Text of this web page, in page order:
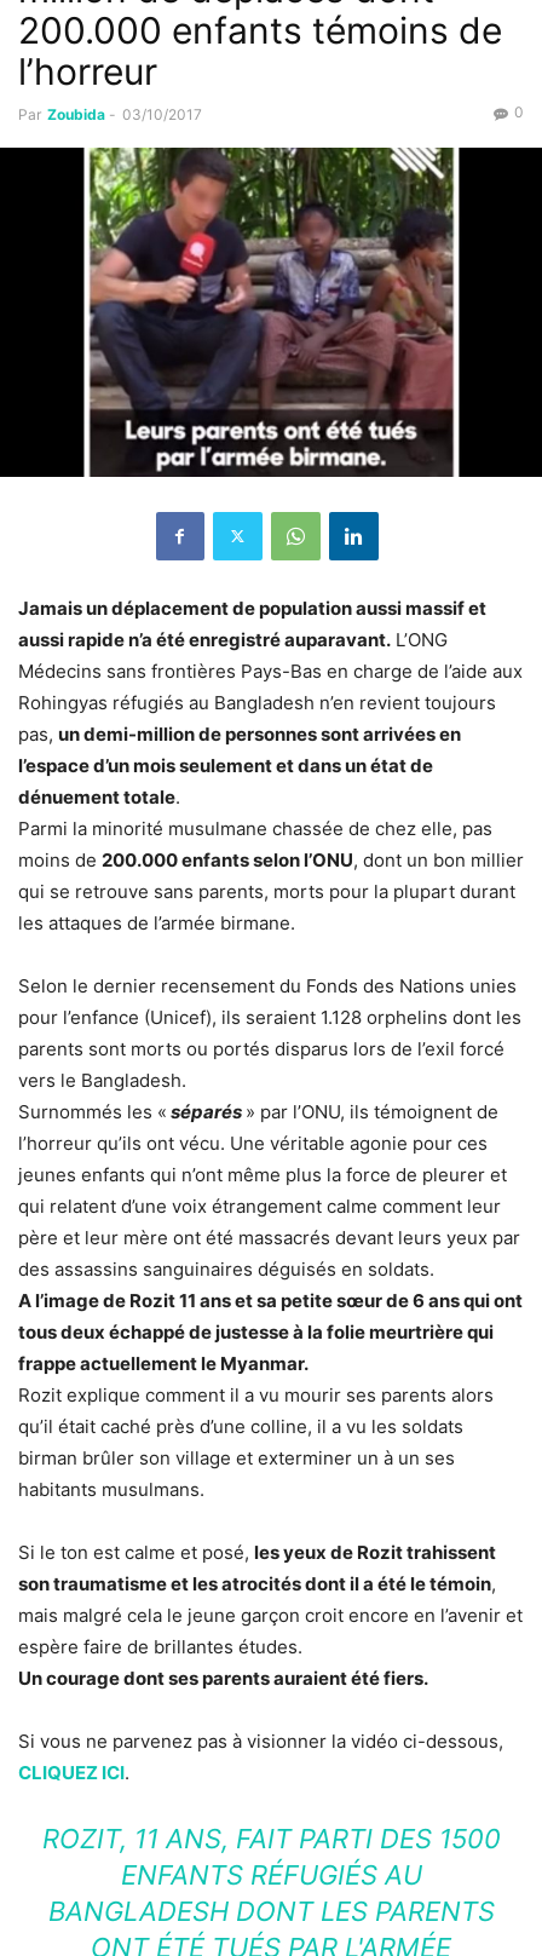
200.000 enfants témoins de
l’horreur
Par Zoubida - 03/10/2017 0
Jamais un déplacement de population aussi massif et
aussi rapide n’a été enregistré auparavant. L’ONG
Médecins sans frontières Pays-Bas en charge de l’aide aux
Rohingyas réfugiés au Bangladesh n’en revient toujours
pas, un demi-million de personnes sont arrivées en
l’espace d’un mois seulement et dans un état de
dénuement totale.
Parmi la minorité musulmane chassée de chez elle, pas
moins de 200.000 enfants selon l’ONU, dont un bon millier
qui se retrouve sans parents, morts pour la plupart durant
les attaques de l’armée birmane.
Selon le dernier recensement du Fonds des Nations unies
pour l’enfance (Unicef), ils seraient 1.128 orphelins dont les
parents sont morts ou portés disparus lors de l’exil forcé
vers le Bangladesh.
Surnommés les « séparés » par l’ONU, ils témoignent de
l’horreur qu’ils ont vécu. Une véritable agonie pour ces
jeunes enfants qui n’ont même plus la force de pleurer et
qui relatent d’une voix étrangement calme comment leur
père et leur mère ont été massacrés devant leurs yeux par
des assassins sanguinaires déguisés en soldats.
A l’image de Rozit 11 ans et sa petite sœur de 6 ans qui ont
tous deux échappé de justesse à la folie meurtrière qui
frappe actuellement le Myanmar.
Rozit explique comment il a vu mourir ses parents alors
qu’il était caché près d’une colline, il a vu les soldats
birman brûler son village et exterminer un à un ses
habitants musulmans.
Si le ton est calme et posé, les yeux de Rozit trahissent
son traumatisme et les atrocités dont il a été le témoin,
mais malgré cela le jeune garçon croit encore en l’avenir et
espère faire de brillantes études.
Un courage dont ses parents auraient été fiers.
Si vous ne parvenez pas à visionner la vidéo ci-dessous,
CLIQUEZ ICI.
ROZIT, 11 ANS, FAIT PARTI DES 1500
ENFANTS RÉFUGIÉS AU
BANGLADESH DONT LES PARENTS
ONT ÉTÉ TUÉS PAR L'ARMÉE